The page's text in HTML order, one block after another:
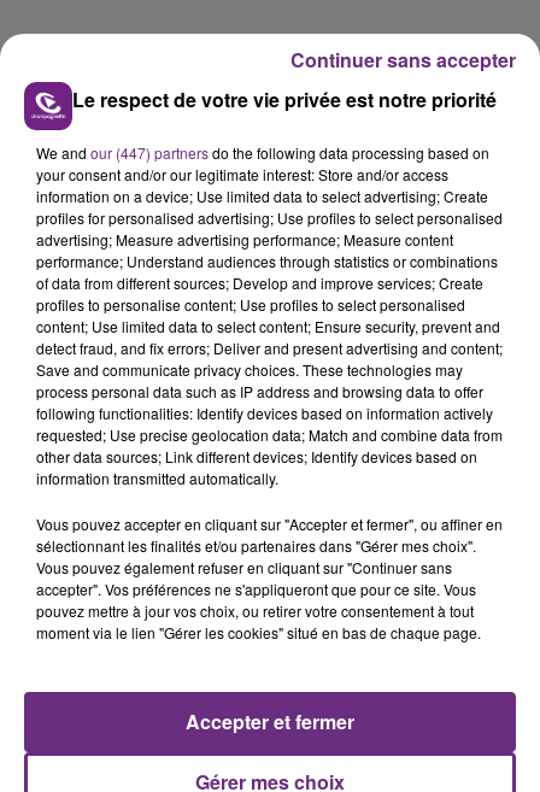
FIL D'ACTU
5 août 2026
UN FEU DE REMORQUE BLOQUE LA
CIRCULATION DANS LES ARDENNES
Un feu de remorque s'est déclaré ce mercredi en
fin de matinée sur l'A34.
L'ANNIVERSAIRE DE WOINIC
Ce samedi 8 août sera un grand jour :
Le respect de votre vie privée est notre priorité
We and our (447) partnersdo the following data processing based on
your consent and/or our legitimate interest: Store and/or access
information on a device; Use limited data to select advertising; Create
profiles for personalised advertising; Use profiles to select personalised
advertising; Measure advertising performance; Measure content
performance; Understand audiences through statistics or combinations
of data from different sources; Develop and improve services; Create
profiles to personalise content; Use profiles to select personalised
content; Use limited data to select content; Ensure security, prevent and
detect fraud, and fix errors; Deliver and present advertising and content;
Save and communicate privacy choices. These technologies may
process personal data such as IP address and browsing data to offer
following functionalities: Identify devices based on information actively
requested; Use precise geolocation data; Match and combine data from
other data sources; Link different devices; Identify devices based on
information transmitted automatically.
Vous pouvez accepter en cliquant sur "Accepter et fermer", ou affiner en
sélectionnant les finalités et/ou partenaires dans "Gérer mes choix".
Vous pouvez également refuser en cliquant sur "Continuer sans
accepter". Vos préférences ne s'appliqueront que pour ce site. Vous
pouvez mettre à jour vos choix, ou retirer votre consentement à tout
moment via le lien "Gérer les cookies" situé en bas de chaque page.
Gérer mes choix
Accepter et fermer
Continuer sans accepter